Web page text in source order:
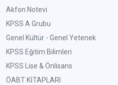
Akfon Notevi
KPSS A Grubu
Genel Kültür - Genel Yetenek
KPSS Eğitim Bilimleri
KPSS Lise & Önlisans
ÖABT KİTAPLARI